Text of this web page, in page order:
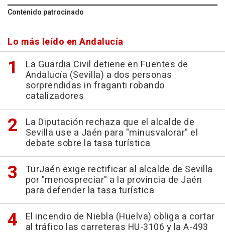
Contenido patrocinado
Lo más leído en Andalucía
La Guardia Civil detiene en Fuentes de
Andalucía (Sevilla) a dos personas
sorprendidas in fraganti robando
catalizadores
La Diputación rechaza que el alcalde de
Sevilla use a Jaén para "minusvalorar" el
debate sobre la tasa turística
TurJaén exige rectificar al alcalde de Sevilla
por "menospreciar" a la provincia de Jaén
para defender la tasa turística
El incendio de Niebla (Huelva) obliga a cortar
al tráfico las carreteras HU-3106 y la A-493